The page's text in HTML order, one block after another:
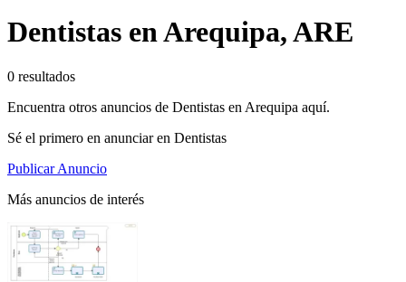
Dentistas en Arequipa, ARE
0 resultados
Encuentra otros anuncios de Dentistas en Arequipa aquí.
Sé el primero en anunciar en Dentistas
Publicar Anuncio
Más anuncios de interés